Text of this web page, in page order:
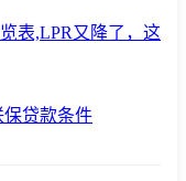
表,LPR又降了，这
保贷款条件